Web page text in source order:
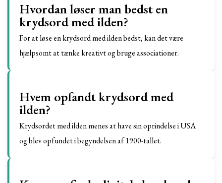
Hvordan løser man bedst en
krydsord med ilden?
For at løse en krydsord med ilden bedst, kan det være
hjælpsomt at tænke kreativt og bruge associationer.
Hvem opfandt krydsord med
ilden?
Krydsordet med ilden menes at have sin oprindelse i USA
og blev opfundet i begyndelsen af 1900-tallet.